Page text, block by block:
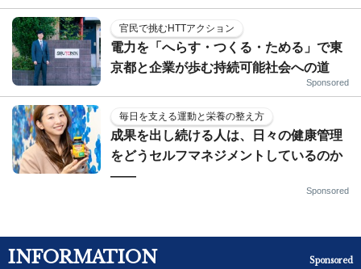
官民で挑むHTTアクション
電力を「へらす・つくる・ためる」で東
京都と企業が歩む持続可能社会への道
Sponsored
毎日を支える運動と栄養の整え方
成果を出し続ける人は、日々の健康管理
をどうセルフマネジメントしているのか
——
Sponsored
INFORMATION Sponsored